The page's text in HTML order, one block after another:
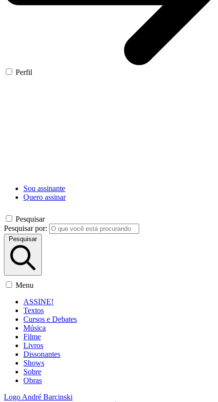
Perfil
Sou assinante
Quero assinar
Pesquisar
Pesquisar por:
Pesquisar
Menu
ASSINE!
Textos
Cursos e Debates
Música
Filme
Livros
Dissonantes
Shows
Sobre
Obras
Logo André Barcinski